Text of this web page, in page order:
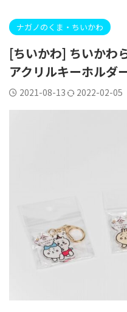
ナガノのくま・ちいかわ
[ちいかわ] ちいかわ
アクリルキーホルダ
2021-08-13 2022-02-05